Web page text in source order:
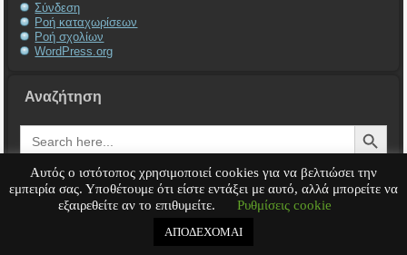
Σύνδεση
Ροή καταχωρίσεων
Ροή σχολίων
WordPress.org
Αναζήτηση
Search
for:
Search Button
Service Υπολογιστή Service Laptop Service Macbook Service Περιφερειακά
Αυτός ο ιστότοπος χρησιμοποιεί cookies για να βελτιώσει την
εμπειρία σας. Υποθέτουμε ότι είστε εντάξει με αυτό, αλλά μπορείτε να
εξαιρεθείτε αν το επιθυμείτε.
Ρυθμίσεις cookie
ΑΠΟΔΕΧΟΜΑΙ